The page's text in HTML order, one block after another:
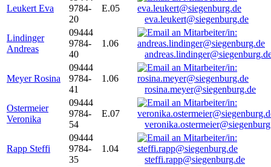
Leukert Eva
9784-
20
E.05
eva.leukert@siegenburg.de
Lindinger
Andreas
09444
9784-
40
1.06
Meyer Rosina
09444
9784-
41
1.06
rosina.meyer@siegenburg.de
Ostermeier
Veronika
09444
9784-
54
E.07
Rapp Steffi
09444
9784-
35
1.04
steffi.rapp@siegenburg.de